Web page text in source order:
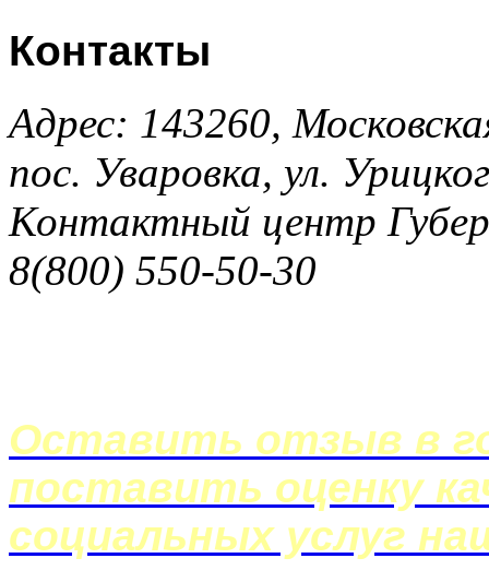
Контакты
Адрес: 143260,
пос. Уваровка, ул.
Контактный центр
8(800) 550-50-30
Оставить отзыв в
поставить оценку
социальных услуг